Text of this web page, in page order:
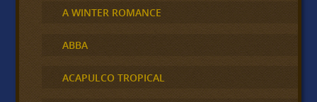
A WINTER ROMANCE
ABBA
ACAPULCO TROPICAL